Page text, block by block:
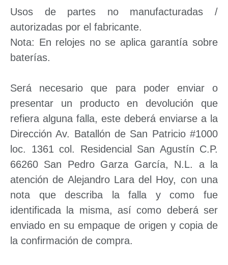
Usos de partes no manufacturadas /
autorizadas por el fabricante.
Nota: En relojes no se aplica garantía sobre
baterías.
Será necesario que para poder enviar o
presentar un producto en devolución que
refiera alguna falla, este deberá enviarse a la
Dirección Av. Batallón de San Patricio #1000
loc. 1361 col. Residencial San Agustín C.P.
66260 San Pedro Garza García, N.L. a la
atención de Alejandro Lara del Hoy, con una
nota que describa la falla y como fue
identificada la misma, así como deberá ser
enviado en su empaque de origen y copia de
la confirmación de compra.